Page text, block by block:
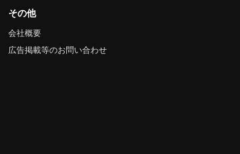
その他
会社概要
広告掲載等のお問い合わせ